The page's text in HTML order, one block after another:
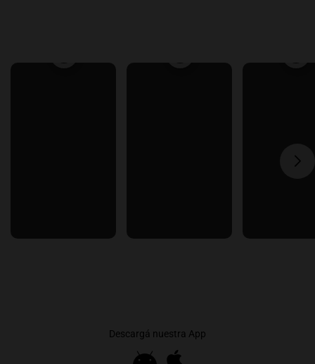
Descargá nuestra App